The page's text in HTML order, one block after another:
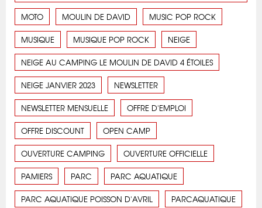
MOTO MOULIN DE DAVID MUSIC POP ROCK
MUSIQUE MUSIQUE POP ROCK NEIGE
NEIGE AU CAMPING LE MOULIN DE DAVID 4 ÉTOILES
NEIGE JANVIER 2023 NEWSLETTER
NEWSLETTER MENSUELLE OFFRE D'EMPLOI
OFFRE DISCOUNT OPEN CAMP
OUVERTURE CAMPING OUVERTURE OFFICIELLE
PAMIERS PARC PARC AQUATIQUE
PARC AQUATIQUE POISSON D'AVRIL PARCAQUATIQUE